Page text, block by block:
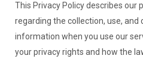
This Privacy Policy describes our
regarding the collection, use, and
information when you use our
your privacy rights and how the